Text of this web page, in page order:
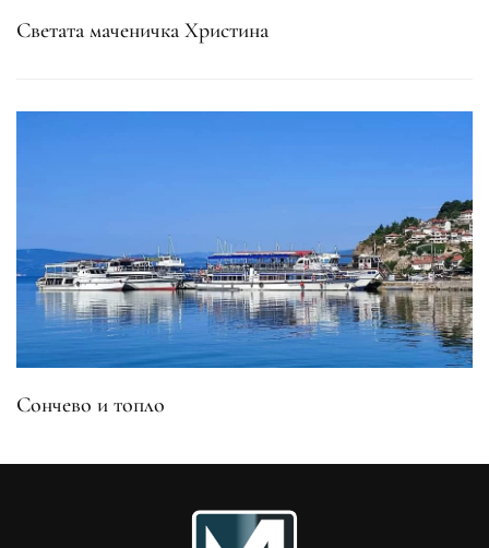
Светата маченичка Христина
Сончево и топло